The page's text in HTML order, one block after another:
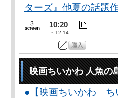
ターズ』他夏の話題
10:20
～12:14
映画ちいかわ 人魚
●【映画ちいかわ ち